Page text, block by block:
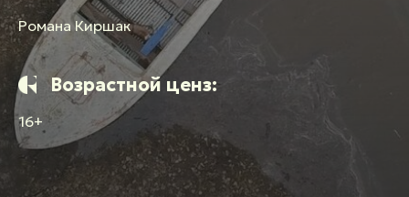
Романа Киршак
Возрастной ценз:
16+